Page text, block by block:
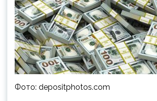
Фото: depositphotos.com